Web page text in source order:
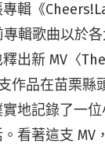
輯《
專輯歌曲以於
出新 MV〈
作品在苗栗縣
地記錄了一
看著這支 MV